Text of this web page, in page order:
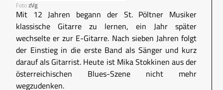
FotozVg
Mit 12 Jahren begann der St. Pöltner Musiker
klassische Gitarre zu lernen, ein Jahr später
wechselte er zur E-Gitarre. Nach sieben Jahren folgt
der Einstieg in die erste Band als Sänger und kurz
darauf als Gitarrist. Heute ist Mika Stokkinen aus der
österreichischen Blues-Szene nicht mehr
wegzudenken.